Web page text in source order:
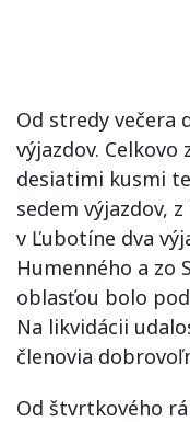
Od stredy večera
výjazdov.
desiatimi kusmi
sedem výjazdov,
v Ľubotíne dva
Humenného a zo
oblasťou bolo
Na likvidácii
členovia
Od štvrtkového